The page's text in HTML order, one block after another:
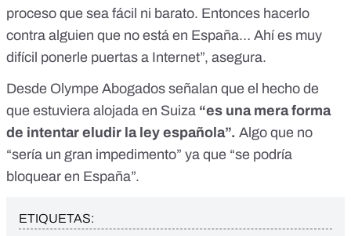
proceso que sea fácil ni barato. Entonces hacerlo
contra alguien que no está en España… Ahí es muy
difícil ponerle puertas a Internet”, asegura.
Desde Olympe Abogados señalan que el hecho de
que estuviera alojada en Suiza “es una mera forma
de intentar eludir la ley española”. Algo que no
“sería un gran impedimento” ya que “se podría
bloquear en España”.
ETIQUETAS: